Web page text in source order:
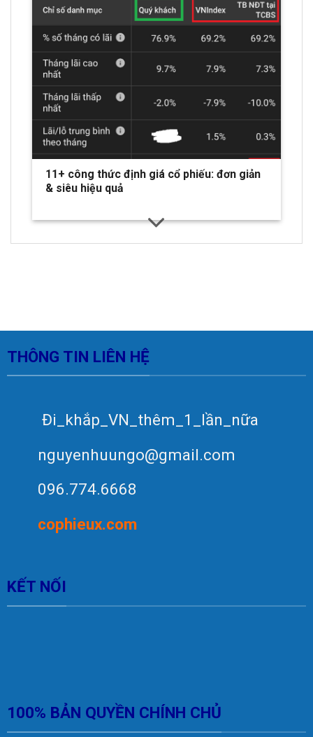
11+ công thức định giá cổ phiếu: đơn giản
& siêu hiệu quả
THÔNG TIN LIÊN HỆ
Đi_khắp_VN_thêm_1_lần_nữa
nguyenhuungo@gmail.com
096.774.6668
cophieux.com
KẾT NỐI
100% BẢN QUYỀN CHÍNH CHỦ